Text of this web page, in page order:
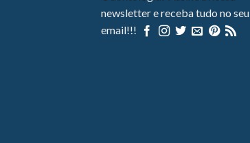
newsletter e receba tudo no seu
email!!!